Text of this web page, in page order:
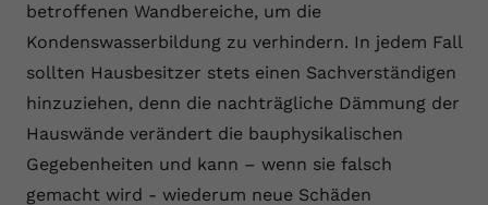
betroffenen Wandbereiche, um die
Kondenswasserbildung zu verhindern. In jedem Fall
sollten Hausbesitzer stets einen Sachverständigen
hinzuziehen, denn die nachträgliche Dämmung der
Hauswände verändert die bauphysikalischen
Gegebenheiten und kann – wenn sie falsch
gemacht wird - wiederum neue Schäden